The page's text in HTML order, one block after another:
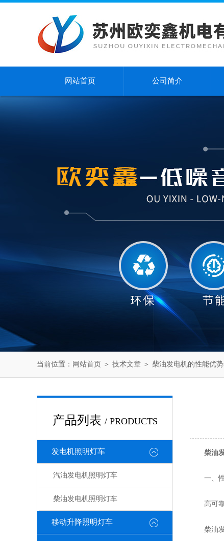
网站首页 公司简介
当前位置： 网站首页 ＞ 技术文章 ＞ 柴油发电机的性能优
产品列表 / PRODUCTS
发电机照明灯车
汽油发电机照明灯车
柴油发电机照明灯车
移动升降照明灯车
柴油
一、性
高可靠
柴油发